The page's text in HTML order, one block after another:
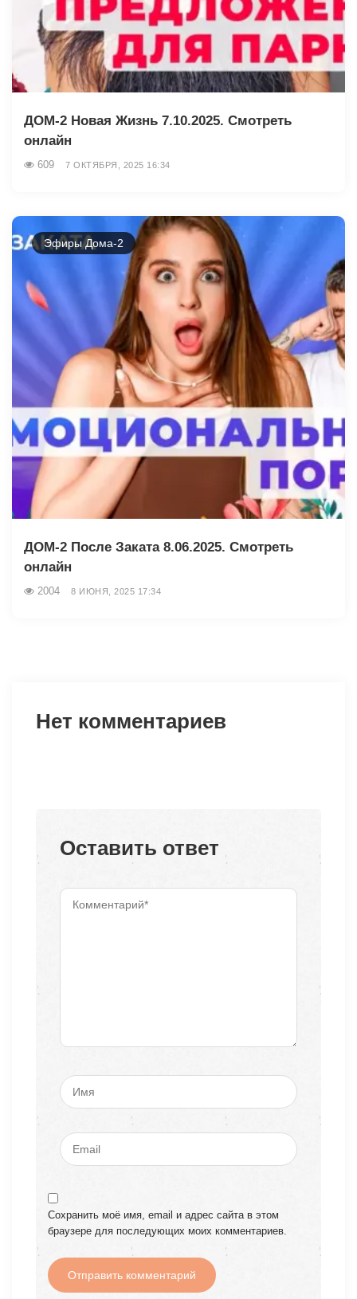
ДОМ-2 Новая Жизнь 7.10.2025. Смотреть
онлайн
609 7 ОКТЯБРЯ, 2025 16:34
Эфиры Дома-2
ДОМ-2 После Заката 8.06.2025. Смотреть
онлайн
2004 8 ИЮНЯ, 2025 17:34
Нет комментариев
Оставить ответ
Сохранить моё имя, email и адрес сайта в этом
браузере для последующих моих комментариев.